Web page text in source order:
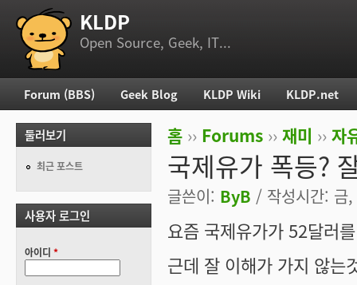
부 메뉴 KLDP
Open Source, Geek, IT...
현재 위치
홈 ›› Forums ›› 재미 ›› 자
국제유가 폭등?
글쓴이: ByB / 작성시간:
요즘 국제유가가 52달러
근데 잘 이해가 가지 않는
주 메뉴
Forum (BBS) Geek Blog KLDP Wiki KLDP.net
둘러보기
최근 포스트
사용자 로그인
아이디 *